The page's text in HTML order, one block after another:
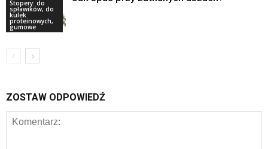
Stopery: do
spławików, do
kulek
proteinowych,
gumowe
ZOSTAW ODPOWIEDŹ